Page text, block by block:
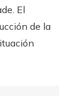
El
de la